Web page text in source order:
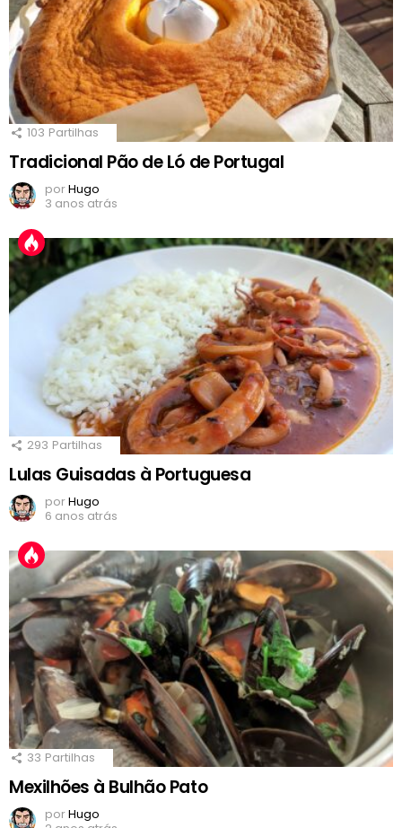
103 Partilhas
Tradicional Pão de Ló de Portugal
porHugo
3 anos atrás
293 Partilhas
Lulas Guisadas à Portuguesa
porHugo
6 anos atrás
33 Partilhas
Mexilhões à Bulhão Pato
porHugo